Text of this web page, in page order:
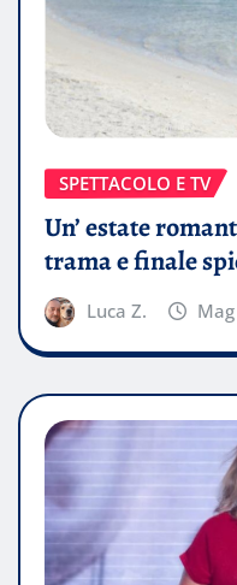
SPETTACOLO E TV
Un’ estate
trama e finale
Luca Z.